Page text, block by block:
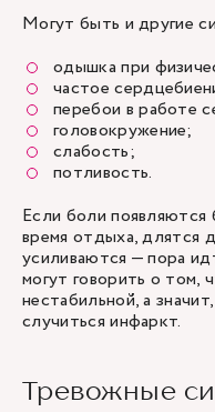
Могут быть и другие
одышка при
частое
перебои в работе
головокружение;
слабость;
потливость.
Если боли появляются
время отдыха, длятся
усиливаются — пора
могут говорить о том,
нестабильной, а
случиться инфаркт.
Тревожные